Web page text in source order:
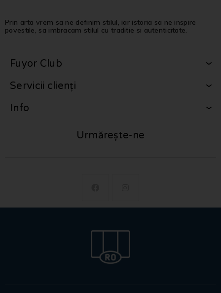
Prin arta vrem sa ne definim stilul, iar istoria sa ne inspire
povestile, sa imbracam stilul cu traditie si autenticitate.
Fuyor Club
Servicii clienți
Info
Urmărește-ne